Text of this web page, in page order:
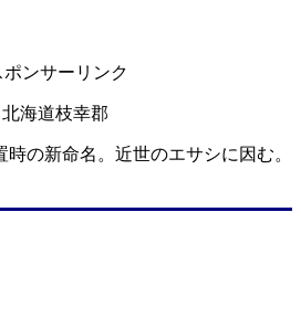
ポンサーリンク
海道枝幸郡
の新命名。近世のエサシに因む。